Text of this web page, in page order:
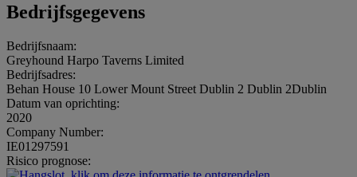
Bedrijfsgegevens
Bedrijfsnaam:
Greyhound Harpo Taverns Limited
Bedrijfsadres:
Behan House 10 Lower Mount Street Dublin 2 Dublin 2Dublin
Datum van oprichting:
2020
Company Number:
IE01297591
Risico prognose: